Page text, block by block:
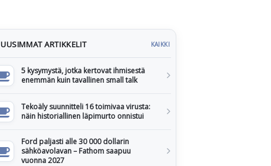
UUSIMMAT ARTIKKELIT KAIKKI
5 kysymystä, jotka kertovat ihmisestä
enemmän kuin tavallinen small talk
Tekoäly suunnitteli 16 toimivaa virusta:
näin historiallinen läpimurto onnistui
Ford paljasti alle 30 000 dollarin
sähköavolavan – Fathom saapuu
vuonna 2027